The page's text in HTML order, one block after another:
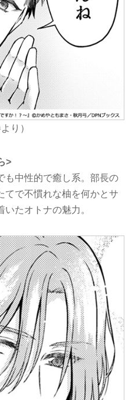
り）
>
も中性的で癒し系。部長の
てで不慣れな柚を何かとサ
たオトナの魅力。